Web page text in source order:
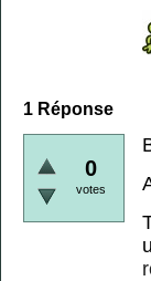
1 Réponse
0
votes
u